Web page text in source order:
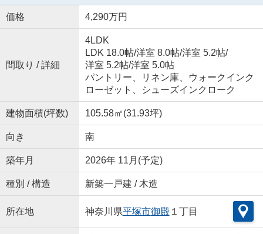
価格 4,290万円
間取り / 詳細
4LDK
LDK 18.0帖/洋室 8.0帖/洋室 5.2帖/
洋室 5.2帖/洋室 5.0帖
パントリー、リネン庫、ウォークインク
ローゼット、シューズインクローク
建物面積(坪数) 105.58㎡(31.93坪)
向き 南
築年月 2026年 11月(予定)
種別 / 構造 新築一戸建 / 木造
所在地 神奈川県平塚市御殿１丁目